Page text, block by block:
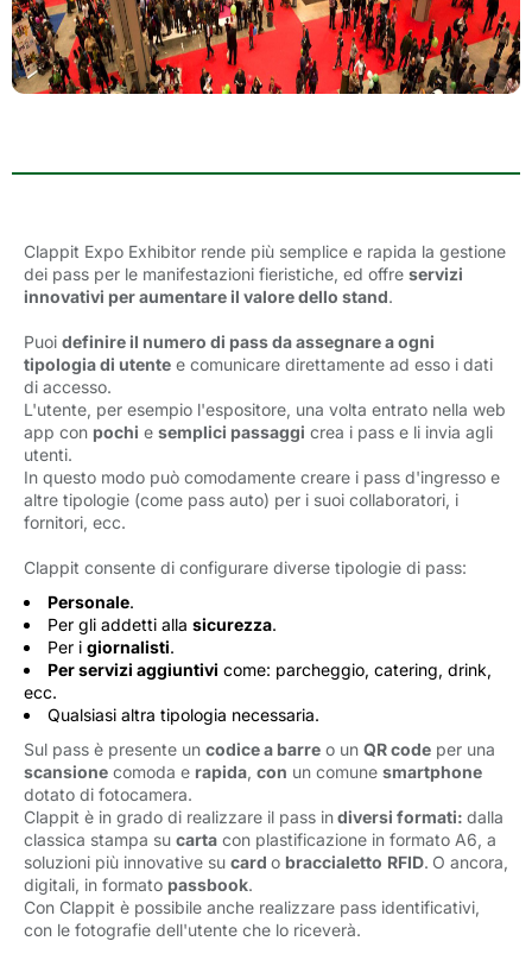
Clappit Expo Exhibitor rende più semplice e rapida la gestione
dei pass per le manifestazioni fieristiche, ed offre servizi
innovativi per aumentare il valore dello stand.
Puoi definire il numero di pass da assegnare a ogni
tipologia di utente e comunicare direttamente ad esso i dati
di accesso.
L'utente, per esempio l'espositore, una volta entrato nella web
app con pochi e semplici passaggi crea i pass e li invia agli
utenti.
In questo modo può comodamente creare i pass d'ingresso e
altre tipologie (come pass auto) per i suoi collaboratori, i
fornitori, ecc.
Clappit consente di configurare diverse tipologie di pass:
Personale.
Per gli addetti alla sicurezza.
Per i giornalisti.
Per servizi aggiuntivi come: parcheggio, catering, drink,
ecc.
Qualsiasi altra tipologia necessaria.
Sul pass è presente un codice a barre o un QR code per una
scansione comoda e rapida, con un comune smartphone
dotato di fotocamera.
Clappit è in grado di realizzare il pass indiversi formati: dalla
classica stampa su carta con plastificazione in formato A6, a
soluzioni più innovative su card o braccialetto RFID. O ancora,
digitali, in formato passbook.
Con Clappit è possibile anche realizzare pass identificativi,
con le fotografie dell'utente che lo riceverà.